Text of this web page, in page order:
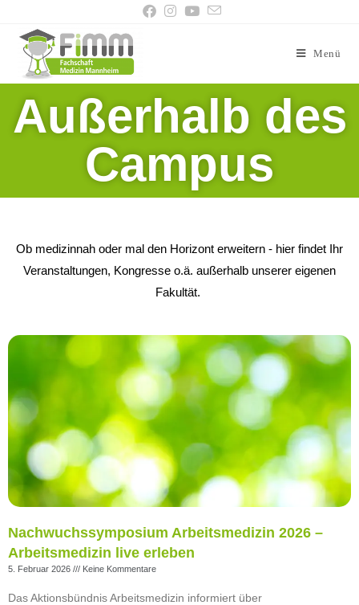
Menü
Außerhalb des
Campus
Ob medizinnah oder mal den Horizont erweitern - hier findet Ihr
Veranstaltungen, Kongresse o.ä. außerhalb unserer eigenen
Fakultät.
Nachwuchssymposium Arbeitsmedizin 2026 –
Arbeitsmedizin live erleben
5. Februar 2026 Keine Kommentare
Das Aktionsbündnis Arbeitsmedizin informiert über